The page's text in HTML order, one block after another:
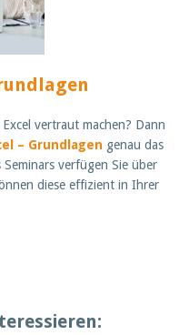
vertraut machen? Dann
– Grundlagen genau das
verfügen Sie über
diese effizient in Ihrer